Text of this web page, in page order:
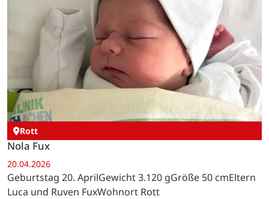
Rott
Nola Fux
20.04.2026
Geburtstag 20. AprilGewicht 3.120 gGröße 50 cmEltern
Luca und Ruven FuxWohnort Rott